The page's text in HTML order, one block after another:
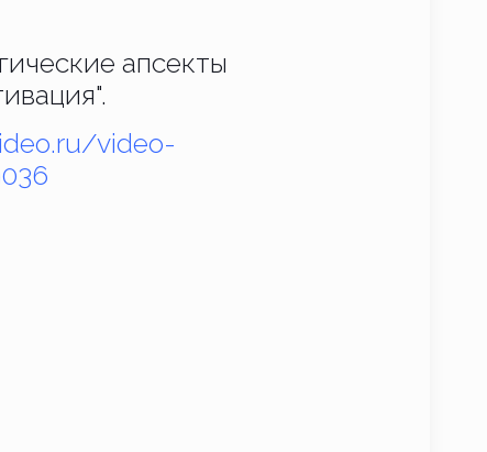
апсекты
video-